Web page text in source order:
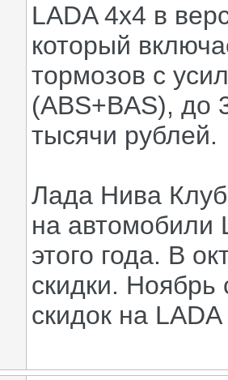
LADA 4x4 в
который
тормозов с
(ABS+BAS), до
тысячи рублей.
Лада Нива
на автомобили
этого года. В
скидки. Ноябрь
скидок на